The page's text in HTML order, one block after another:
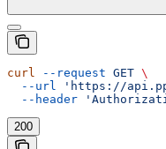
curl --request GET \
  --url
'https://
  --header
200